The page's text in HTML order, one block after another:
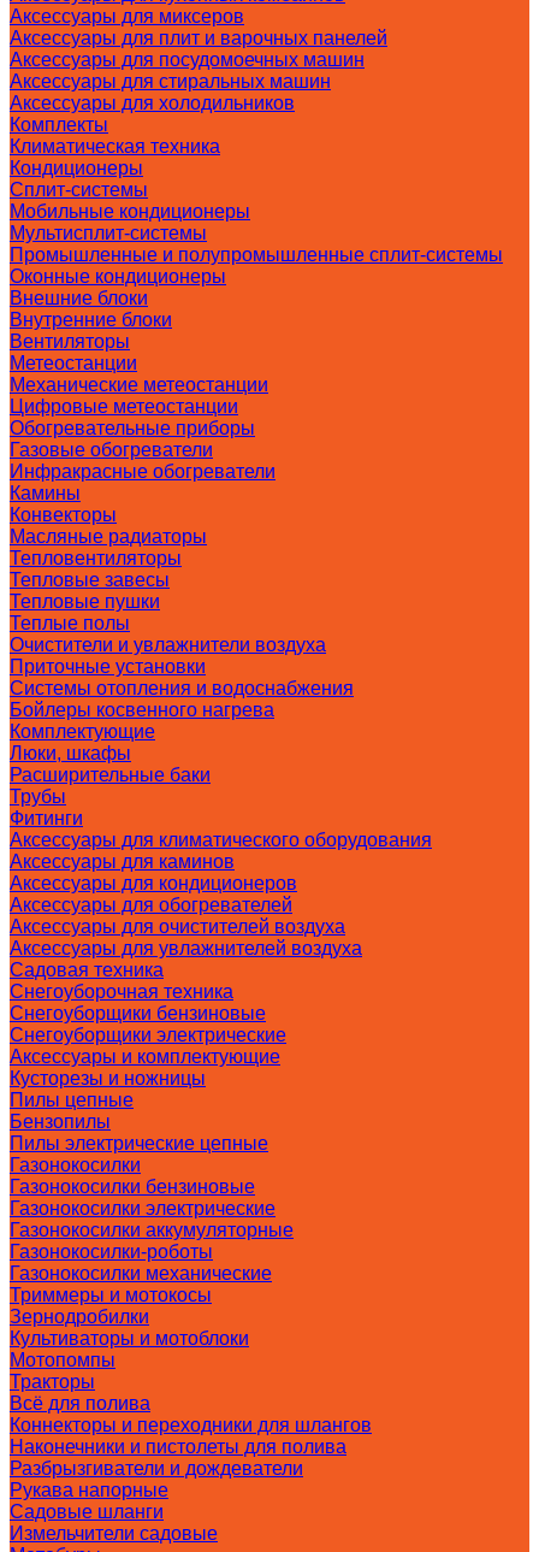
Аксессуары для миксеров
Аксессуары для плит и варочных панелей
Аксессуары для посудомоечных машин
Аксессуары для стиральных машин
Аксессуары для холодильников
Комплекты
Климатическая техника
Кондиционеры
Сплит-системы
Мобильные кондиционеры
Мультисплит-системы
Промышленные и полупромышленные сплит-системы
Оконные кондиционеры
Внешние блоки
Внутренние блоки
Вентиляторы
Метеостанции
Механические метеостанции
Цифровые метеостанции
Обогревательные приборы
Газовые обогреватели
Инфракрасные обогреватели
Камины
Конвекторы
Масляные радиаторы
Тепловентиляторы
Тепловые завесы
Тепловые пушки
Теплые полы
Очистители и увлажнители воздуха
Приточные установки
Системы отопления и водоснабжения
Бойлеры косвенного нагрева
Комплектующие
Люки, шкафы
Расширительные баки
Трубы
Фитинги
Аксессуары для климатического оборудования
Аксессуары для каминов
Аксессуары для кондиционеров
Аксессуары для обогревателей
Аксессуары для очистителей воздуха
Аксессуары для увлажнителей воздуха
Садовая техника
Снегоуборочная техника
Снегоуборщики бензиновые
Снегоуборщики электрические
Аксессуары и комплектующие
Кусторезы и ножницы
Пилы цепные
Бензопилы
Пилы электрические цепные
Газонокосилки
Газонокосилки бензиновые
Газонокосилки электрические
Газонокосилки аккумуляторные
Газонокосилки-роботы
Газонокосилки механические
Триммеры и мотокосы
Зернодробилки
Культиваторы и мотоблоки
Мотопомпы
Тракторы
Всё для полива
Коннекторы и переходники для шлангов
Наконечники и пистолеты для полива
Разбрызгиватели и дождеватели
Рукава напорные
Садовые шланги
Измельчители садовые